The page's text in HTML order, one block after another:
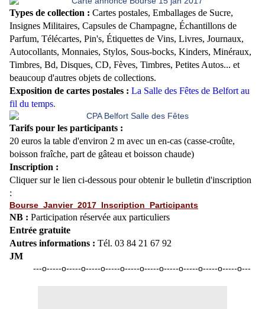
Types de collection : Cartes postales, Emballages de Sucre,
Insignes Militaires, Capsules de Champagne, Échantillons de
Parfum, Télécartes, Pin's, Étiquettes de Vins, Livres, Journaux,
Autocollants, Monnaies, Stylos, Sous-bocks, Kinders, Minéraux,
Timbres, Bd, Disques, CD, Fèves, Timbres, Petites Autos... et
beaucoup d'autres objets de collections.
Exposition de cartes postales : La Salle des Fêtes de Belfort au
fil du temps.
Tarifs pour les participants :
20 euros la table d'environ 2 m avec un en-cas (casse-croûte,
boisson fraîche, part de gâteau et boisson chaude)
Inscription :
Cliquer sur le lien ci-dessous pour obtenir le bulletin d'inscription
:
Bourse_Janvier_2017_Inscription_Participants
NB : Participation réservée aux particuliers
Entrée gratuite
Autres informations : Tél. 03 84 21 67 92
JM
---o-----o-----o-----o-----o-----o-----o-----o-----o-----o-----o---